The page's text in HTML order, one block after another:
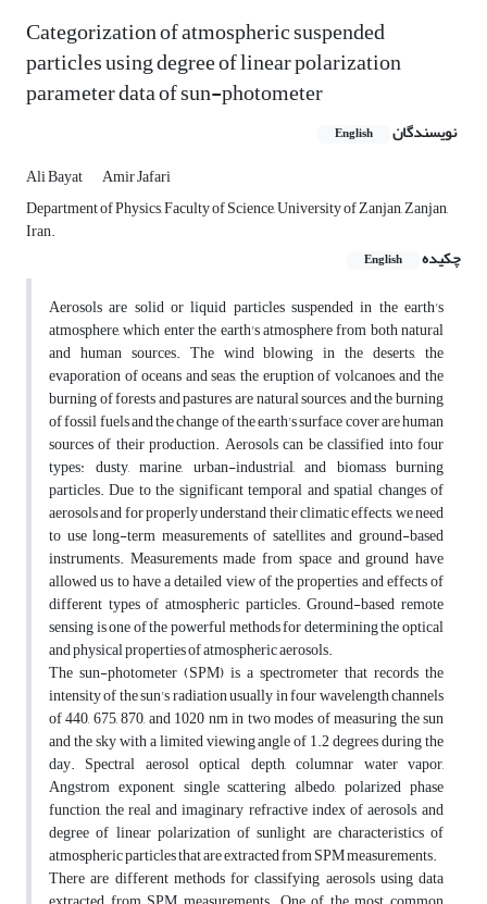
Categorization of atmospheric suspended
particles using degree of linear polarization
parameter data of sun-photometer
نویسندگان English
Ali Bayat
Amir Jafari
Department of Physics, Faculty of Science, University of Zanjan, Zanjan,
Iran.
چکیده
English
Aerosols are solid or liquid particles suspended in the earth's
atmosphere, which enter the earth's atmosphere from both natural
and human sources. The wind blowing in the deserts, the
evaporation of oceans and seas, the eruption of volcanoes, and the
burning of forests and pastures are natural sources, and the burning
of fossil fuels and the change of the earth's surface cover are human
sources of their production. Aerosols can be classified into four
types: dusty, marine, urban-industrial, and biomass burning
particles. Due to the significant temporal and spatial changes of
aerosols and for properly understand their climatic effects, we need
to use long-term measurements of satellites and ground-based
instruments. Measurements made from space and ground have
allowed us to have a detailed view of the properties and effects of
different types of atmospheric particles. Ground-based remote
sensing is one of the powerful methods for determining the optical
and physical properties of atmospheric aerosols.
The sun-photometer (SPM) is a spectrometer that records the
intensity of the sun's radiation usually in four wavelength channels
of 440, 675, 870, and 1020 nm in two modes of measuring the sun
and the sky with a limited viewing angle of 1.2 degrees during the
day. Spectral aerosol optical depth, columnar water vapor,
Angstrom exponent, single scattering albedo, polarized phase
function, the real and imaginary refractive index of aerosols, and
degree of linear polarization of sunlight are characteristics of
atmospheric particles that are extracted from SPM measurements.
There are different methods for classifying aerosols using data